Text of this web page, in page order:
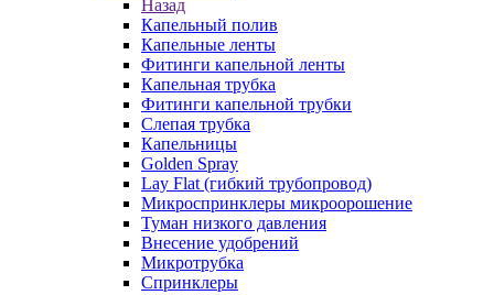
Назад
Капельный полив
Капельные ленты
Фитинги капельной ленты
Капельная трубка
Фитинги капельной трубки
Слепая трубка
Капельницы
Golden Spray
Lay Flat (гибкий трубопровод)
Микроспринклеры микроорошение
Туман низкого давления
Внесение удобрений
Микротрубка
Спринклеры